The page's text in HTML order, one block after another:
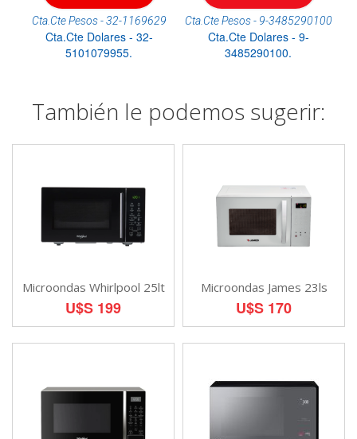
Cta.Cte Pesos - 32-1169629
Cta.Cte Dolares - 32-
5101079955.
Cta.Cte Pesos - 9-3485290100
Cta.Cte Dolares - 9-
3485290100.
También le podemos sugerir:
Microondas Whirlpool 25lt
U$S 199
Microondas James 23ls
U$S 170